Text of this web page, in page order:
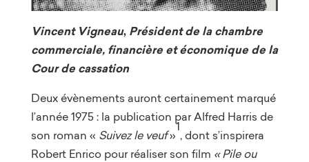
Vincent Vigneau, Président de la chambre
commerciale, financière et économique de la
Cour de cassation
Deux évènements auront certainement marqué
l’année 1975 : la publication par Alfred Harris de
son roman « Suivez le veuf»
1
, dont s’inspirera
Robert Enrico pour réaliser son film « Pile ou